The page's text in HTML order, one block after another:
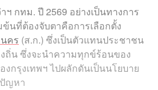
ฯ กทม. ปี 2569 อย่างเป็นทางการ
นที่ต้องจับตาคือการเลือกตั้ง
คร (ส.ก.) ซึ่งเป็นตัวแทนประชาชน
น ซึ่งจะนำความทุกข์ร้อนของ
กรุงเทพฯ ไปผลักดันเป็นนโยบาย
ญหา